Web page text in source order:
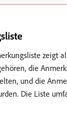
zeigt
die
und die
Die Liste